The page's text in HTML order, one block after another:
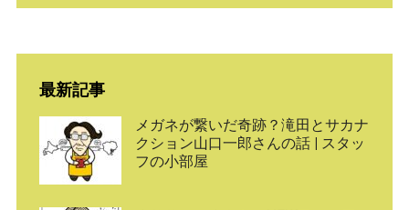
最新記事
メガネが繋いだ奇跡？滝田とサカナ
クション山口一郎さんの話 | スタッ
フの小部屋